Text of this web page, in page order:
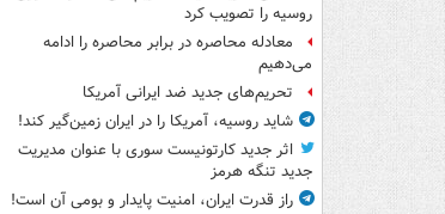
روسیه را تصویب کرد
معادله محاصره در برابر محاصره را ادامه
می‌دهیم
تحریم‌های جدید ضد ایرانی آمریکا
شاید روسیه، آمریکا را در ایران زمین‌گیر کند!
اثر جدید کارتونیست سوری با عنوان مدیریت
جدید تنگه هرمز
راز قدرت ایران، امنیت پایدار و بومی آن است!